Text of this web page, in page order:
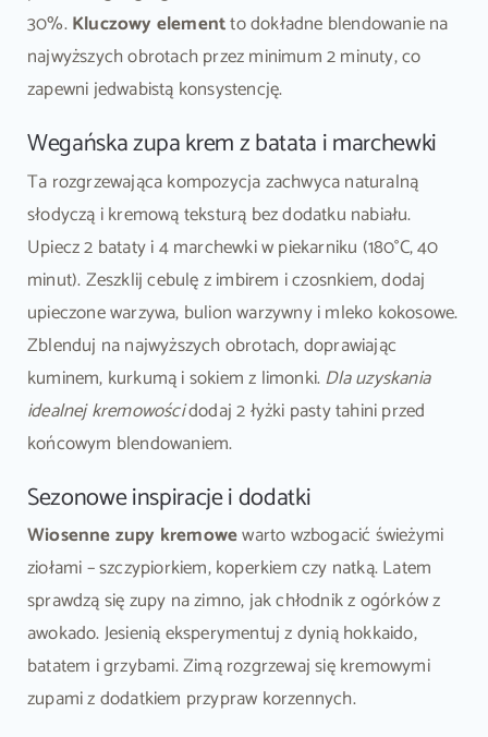
30%.Kluczowy elementto dokładne blendowanie na
najwyższych obrotach przez minimum 2 minuty, co
zapewni jedwabistą konsystencję.
Wegańska zupa krem z batata i marchewki
Ta rozgrzewająca kompozycja zachwyca naturalną
słodyczą i kremową teksturą bez dodatku nabiału.
Upiecz 2 bataty i 4 marchewki w piekarniku (180°C, 40
minut). Zeszklij cebulę z imbirem i czosnkiem, dodaj
upieczone warzywa, bulion warzywny i mleko kokosowe.
Zblenduj na najwyższych obrotach, doprawiając
kuminem, kurkumą i sokiem z limonki.Dla uzyskania
idealnej kremowościdodaj 2 łyżki pasty tahini przed
końcowym blendowaniem.
Sezonowe inspiracje i dodatki
Wiosenne zupy kremowewarto wzbogacić świeżymi
ziołami – szczypiorkiem, koperkiem czy natką. Latem
sprawdzą się zupy na zimno, jak chłodnik z ogórków z
awokado. Jesienią eksperymentuj z dynią hokkaido,
batatem i grzybami. Zimą rozgrzewaj się kremowymi
zupami z dodatkiem przypraw korzennych.